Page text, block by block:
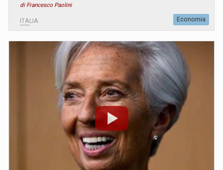
di Francesco Paolini
ITALIA Economia